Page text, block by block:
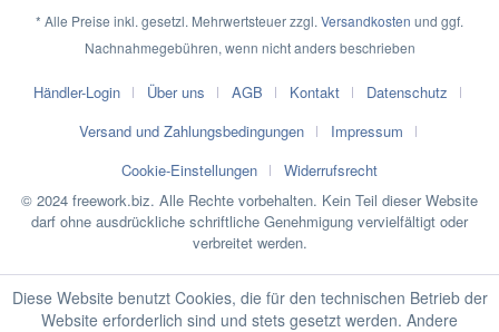
* Alle Preise inkl. gesetzl. Mehrwertsteuer zzgl. Versandkosten und ggf.
Nachnahmegebühren, wenn nicht anders beschrieben
Händler-Login Über uns AGB Kontakt
Datenschutz
Versand und Zahlungsbedingungen
Impressum
Cookie-Einstellungen
Widerrufsrecht
© 2024 freework.biz. Alle Rechte vorbehalten. Kein Teil dieser Website
darf ohne ausdrückliche schriftliche Genehmigung vervielfältigt oder
verbreitet werden.
Diese Website benutzt Cookies, die für den technischen Betrieb der
Website erforderlich sind und stets gesetzt werden. Andere